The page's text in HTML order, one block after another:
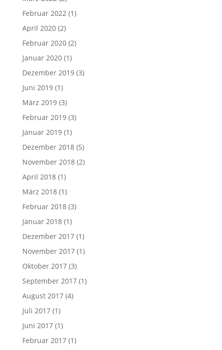
Februar 2022(1)
April 2020(2)
Februar 2020(2)
Januar 2020(1)
Dezember 2019(3)
Juni 2019(1)
März 2019(3)
Februar 2019(3)
Januar 2019(1)
Dezember 2018(5)
November 2018(2)
April 2018(1)
März 2018(1)
Februar 2018(3)
Januar 2018(1)
Dezember 2017(1)
November 2017(1)
Oktober 2017(3)
September 2017(1)
August 2017(4)
Juli 2017(1)
Juni 2017(1)
Februar 2017(1)